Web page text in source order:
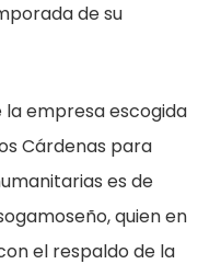
de su
la empresa escogida
Cárdenas para
es de
quien en
el respaldo de la